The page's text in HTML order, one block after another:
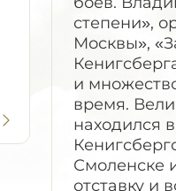
степени»,
Москвы»,
и
время.
находился
Смоленске
отставку и